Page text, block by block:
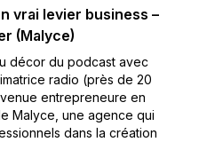
vrai levier business –
(Malyce)
décor du podcast avec
radio (près de 20
entrepreneure en
Malyce, une agence qui
dans la création